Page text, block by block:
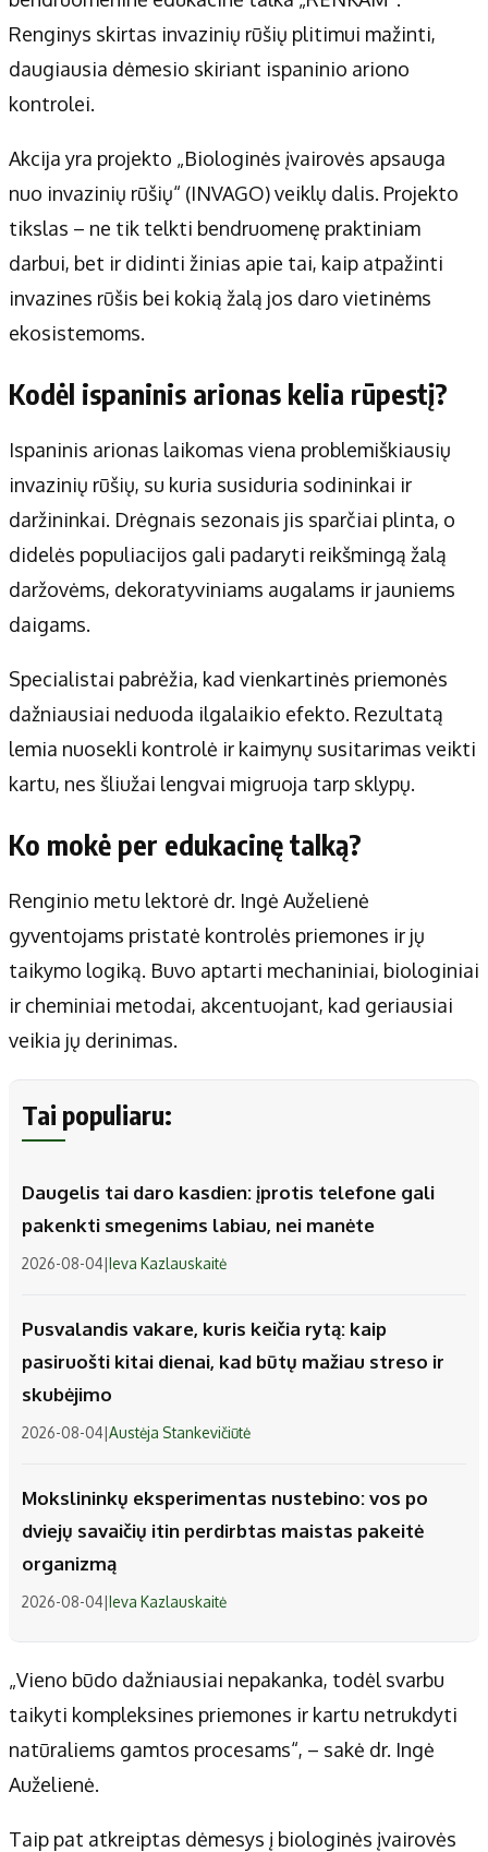
Apie mus
Autoriai
Kontaktai
Privatumo politika
Receptai
Renginys skirtas invazinių rūšių plitimui mažinti,
daugiausia dėmesio skiriant ispaninio ariono
kontrolei.
Akcija yra projekto „Biologinės įvairovės apsauga
nuo invazinių rūšių“ (INVAGO) veiklų dalis. Projekto
tikslas – ne tik telkti bendruomenę praktiniam
darbui, bet ir didinti žinias apie tai, kaip atpažinti
invazines rūšis bei kokią žalą jos daro vietinėms
ekosistemoms.
Kodėl ispaninis arionas kelia rūpestį?
Ispaninis arionas laikomas viena problemiškiausių
invazinių rūšių, su kuria susiduria sodininkai ir
daržininkai. Drėgnais sezonais jis sparčiai plinta, o
didelės populiacijos gali padaryti reikšmingą žalą
daržovėms, dekoratyviniams augalams ir jauniems
daigams.
Specialistai pabrėžia, kad vienkartinės priemonės
dažniausiai neduoda ilgalaikio efekto. Rezultatą
lemia nuosekli kontrolė ir kaimynų susitarimas veikti
kartu, nes šliužai lengvai migruoja tarp sklypų.
Ko mokė per edukacinę talką?
Renginio metu lektorė dr. Ingė Auželienė
gyventojams pristatė kontrolės priemones ir jų
taikymo logiką. Buvo aptarti mechaniniai, biologiniai
ir cheminiai metodai, akcentuojant, kad geriausiai
veikia jų derinimas.
Tai populiaru:
Daugelis tai daro kasdien: įprotis telefone gali
pakenkti smegenims labiau, nei manėte
2026-08-04|Ieva Kazlauskaitė
Pusvalandis vakare, kuris keičia rytą: kaip
pasiruošti kitai dienai, kad būtų mažiau streso ir
skubėjimo
2026-08-04|Austėja Stankevičiūtė
Mokslininkų eksperimentas nustebino: vos po
dviejų savaičių itin perdirbtas maistas pakeitė
organizmą
2026-08-04|Ieva Kazlauskaitė
„Vieno būdo dažniausiai nepakanka, todėl svarbu
taikyti kompleksines priemones ir kartu netrukdyti
natūraliems gamtos procesams“, – sakė dr. Ingė
Auželienė.
Taip pat atkreiptas dėmesys į biologinės įvairovės